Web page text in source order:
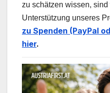
zu schätzen wissen, sind
Unterstützung unseres
zu Spenden (PayPal
hier.